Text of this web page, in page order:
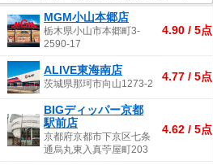
MGM小山本郷店
栃木県小山市本郷町3-
2590-17
4.90 / 5点
ALIVE東海南店
茨城県那珂市向山1273-2
4.77 / 5点
BIGディッパー京都
駅前店
京都府京都市下京区七条
通烏丸東入真苧屋町203
4.62 / 5点